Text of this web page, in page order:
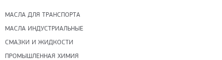
МАСЛА ДЛЯ ТРАНСПОРТА
МАСЛА ИНДУСТРИАЛЬНЫЕ
СМАЗКИ И ЖИДКОСТИ
ПРОМЫШЛЕННАЯ ХИМИЯ